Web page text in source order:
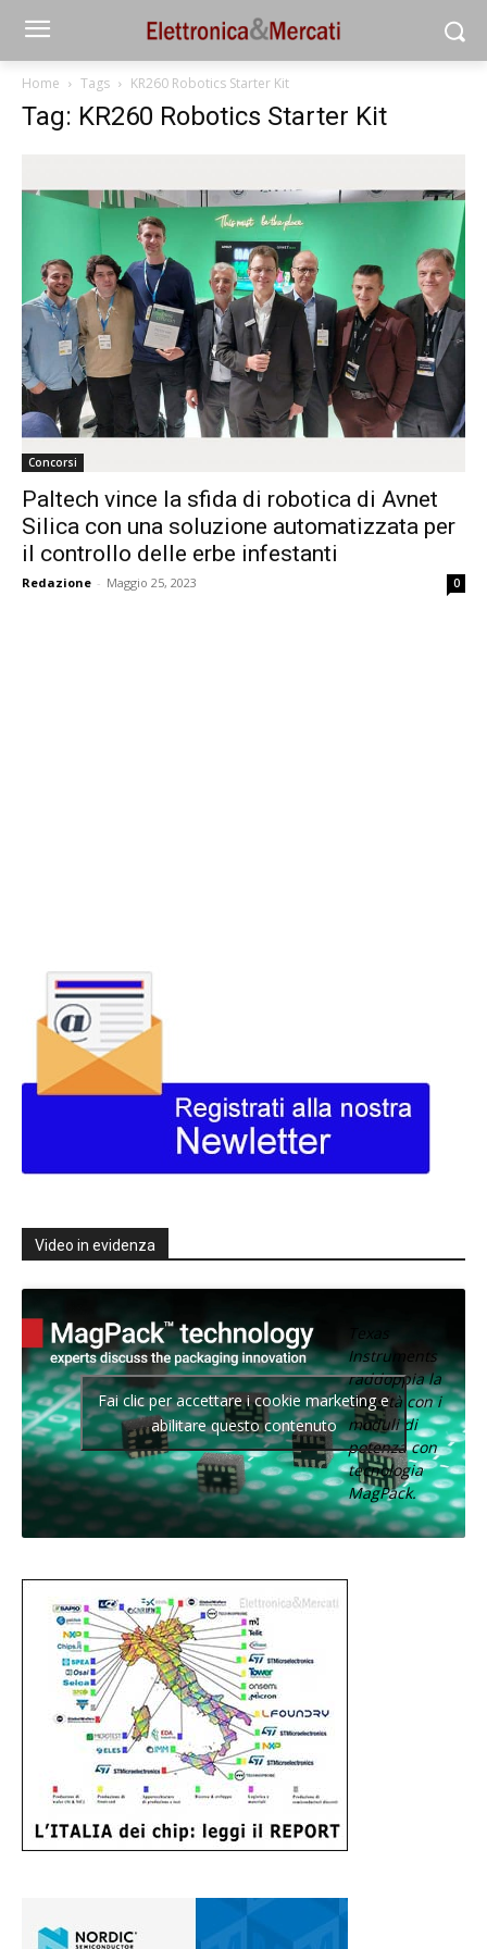
Home Tags KR260 Robotics Starter Kit
Tag: KR260 Robotics Starter Kit
Concorsi
Paltech vince la sfida di robotica di Avnet
Silica con una soluzione automatizzata per
il controllo delle erbe infestanti
Redazione - Maggio 25, 2023 0
Video in evidenza
Texas
Instruments
raddoppia la
densità con i
moduli di
potenza con
tecnologia
MagPack.
Fai clic per accettare i cookie marketing e
abilitare questo contenuto